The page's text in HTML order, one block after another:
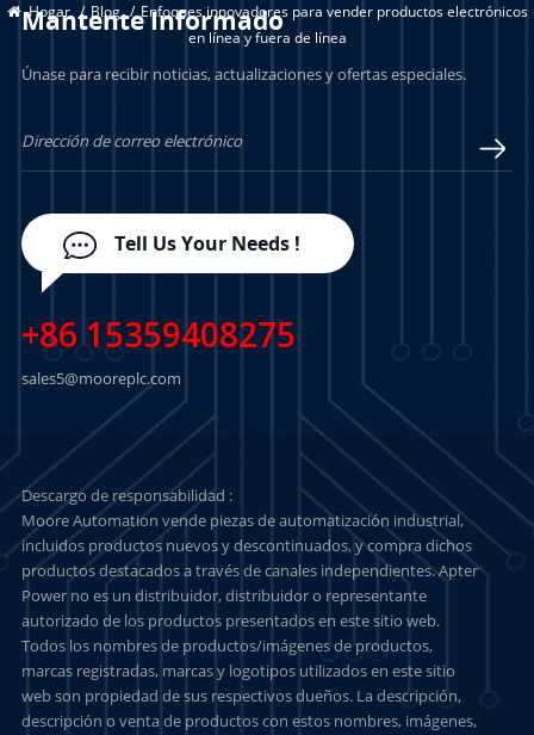
Hogar / Blog / Enfoques innovadores para vender productos electrónicos
en línea y fuera de línea
Mantente Informado
Únase para recibir noticias, actualizaciones y ofertas especiales.
Tell Us Your Needs !
+86 15359408275
sales5@mooreplc.com
Descargo de responsabilidad :
Moore Automation vende piezas de automatización industrial,
incluidos productos nuevos y descontinuados, y compra dichos
productos destacados a través de canales independientes. Apter
Power no es un distribuidor, distribuidor o representante
autorizado de los productos presentados en este sitio web.
Todos los nombres de productos/imágenes de productos,
marcas registradas, marcas y logotipos utilizados en este sitio
web son propiedad de sus respectivos dueños. La descripción,
descripción o venta de productos con estos nombres, imágenes,